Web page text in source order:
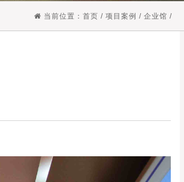
当前位置： 首页 / 项目案例 / 企业馆 /